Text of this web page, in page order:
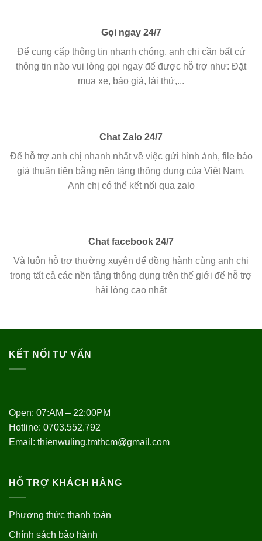
Gọi ngay 24/7
Để cung cấp thông tin nhanh chóng, anh chị cần bất cứ
thông tin nào vui lòng gọi ngay để được hỗ trợ như: Đặt
mua xe, báo giá, lái thử,...
Chat Zalo 24/7
Để hỗ trợ anh chị nhanh nhất về việc gửi hình ảnh, file báo
giá thuận tiện bằng nền tảng thông dụng của Việt Nam.
Anh chị có thể kết nối qua zalo
Chat facebook 24/7
Và luôn hỗ trợ thường xuyên để đồng hành cùng anh chị
trong tất cả các nền tảng thông dụng trên thế giới để hỗ trợ
hài lòng cao nhất
KẾT NỐI TƯ VẤN
Open: 07:AM – 22:00PM
Hotline: 0703.552.792
Email: thienwuling.tmthcm@gmail.com
HỖ TRỢ KHÁCH HÀNG
Phương thức thanh toán
Chính sách bảo hành